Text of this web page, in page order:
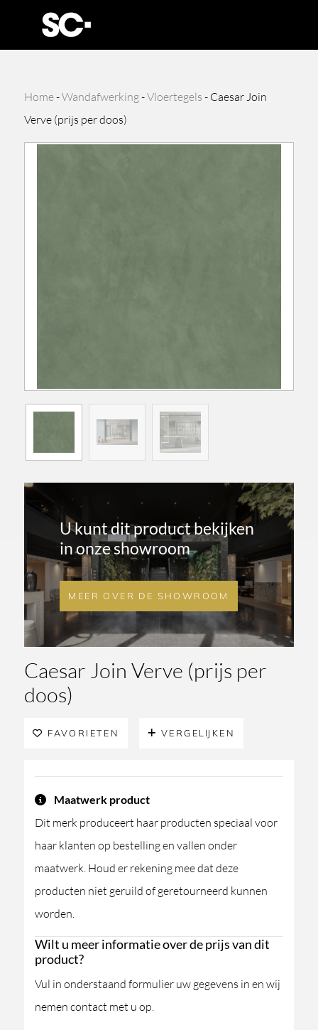
Home-Wandafwerking-Vloertegels - Caesar Join
Verve (prijs per doos)
U kunt dit product bekijken
in onze showroom
MEER OVER DE SHOWROOM
Caesar Join Verve (prijs per
doos)
FAVORIETEN VERGELIJKEN
Maatwerk product
Dit merk produceert haar producten speciaal voor
haar klanten op bestelling en vallen onder
maatwerk. Houd er rekening mee dat deze
producten niet geruild of geretourneerd kunnen
worden.
Wilt u meer informatie over de prijs van dit
product?
Vul in onderstaand formulier uw gegevens in en wij
nemen contact met u op.